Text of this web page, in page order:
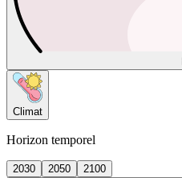
Climat
Horizon temporel
2030 2050
2100